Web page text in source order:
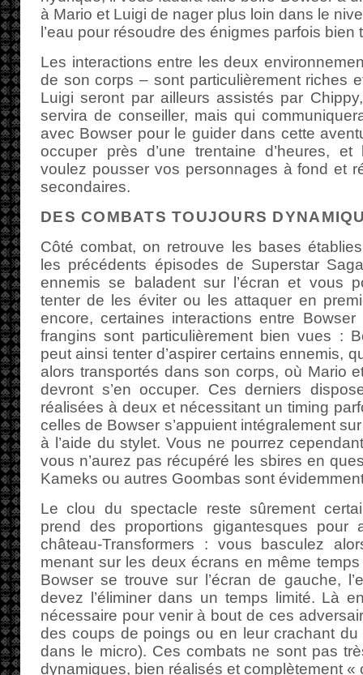
à Mario et Luigi de nager plus loin dans le
l’eau pour résoudre des énigmes parfois bien
Les interactions entre les deux
de son corps – sont particulièrement riches
Luigi seront par ailleurs assistés par
servira de conseiller, mais qui
avec Bowser pour le guider dans cette
occuper près d’une trentaine d’heures,
voulez pousser vos personnages à fond et
secondaires.
DES COMBATS TOUJOURS
Côté combat, on retrouve les bases
les précédents épisodes de Superstar
ennemis se baladent sur l’écran et vous
tenter de les éviter ou les attaquer en
encore, certaines interactions entre Bowser
frangins sont particulièrement bien vues :
peut ainsi tenter d’aspirer certains ennemis,
alors transportés dans son corps, où Mario
devront s’en occuper. Ces derniers
réalisées à deux et nécessitant un timing
celles de Bowser s’appuient intégralement
à l’aide du stylet. Vous ne pourrez
vous n’aurez pas récupéré les sbires en
Kameks ou autres Goombas sont
Le clou du spectacle reste sûrement
prend des proportions gigantesques pour
château-Transformers : vous basculez
menant sur les deux écrans en même
Bowser se trouve sur l’écran de gauche,
devez l’éliminer dans un temps limité. Là
nécessaire pour venir à bout de ces
des coups de poings ou en leur crachant
dans le micro). Ces combats ne sont pas
dynamiques, bien réalisés et complètement «